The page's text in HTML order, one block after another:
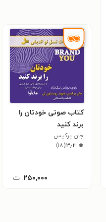
کتاب صوتی خودتان را
برند کنید
جان پرکیس
۳٫۲(۱۸)
۲۵۰,۰۰۰ ت